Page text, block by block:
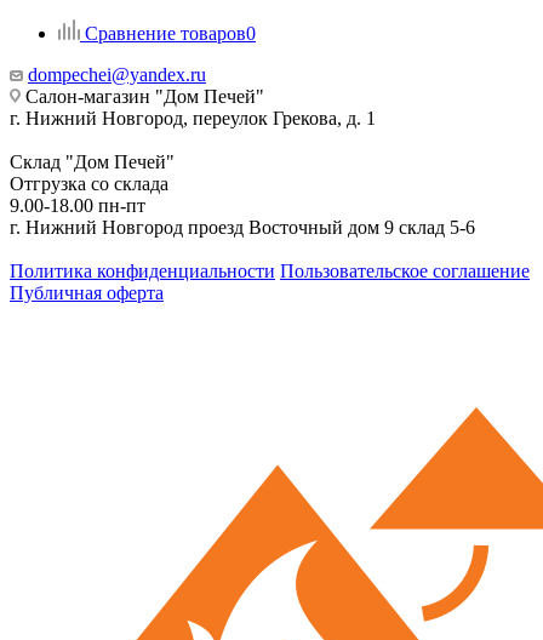
Сравнение товаров0
dompechei@yandex.ru
Салон-магазин "Дом Печей"
г. Нижний Новгород, переулок Грекова, д. 1
Склад "Дом Печей"
Отгрузка со склада
9.00-18.00 пн-пт
г. Нижний Новгород проезд Восточный дом 9 склад 5-6
Политика конфиденциальности Пользовательское соглашение
Публичная оферта